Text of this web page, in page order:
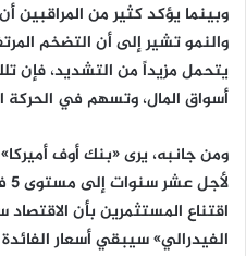
وبينما يؤكد كثير من المراقبين
والنمو تشير إلى أن التضخم
يتحمل مزيداً من التشديد، فإن
أسواق المال، وتسهم في الحركة
ومن جانبه، يرى «بنك أوف
اقتناع المستثمرين بأن
الفيدرالي» سيبقي أسعار